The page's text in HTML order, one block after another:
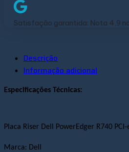
Satisfação garantida: Nota 4,9
Descrição
Informação adicional
Especificações Técnicas:
Placa Riser Dell PowerEdger R740 PCI-
Marca: Dell